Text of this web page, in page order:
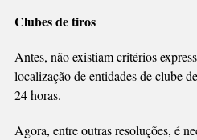
Clubes de tiros
Antes, não existiam critérios
localização de entidades de clube
24 horas.
Agora, entre outras resoluções, é